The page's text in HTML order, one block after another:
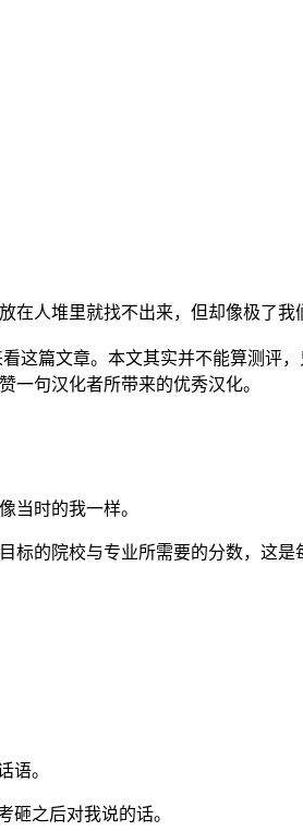
人堆里就找不出来，但却像极了我
这篇文章。本文其实并不能算测评
一句汉化者所带来的优秀汉化。
当时的我一样。
的院校与专业所需要的分数，这是
语。
砸之后对我说的话。